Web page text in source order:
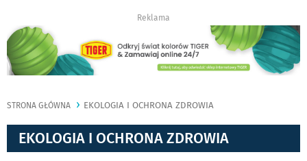
Reklama
STRONA GŁÓWNA EKOLOGIA I OCHRONA ZDROWIA
EKOLOGIA I OCHRONA ZDROWIA